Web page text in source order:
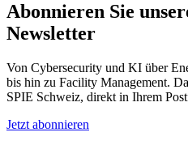
Abonnieren Sie
Newsletter
Von Cybersecurity und KI über
bis hin zu Facility Management.
SPIE Schweiz, direkt in Ihrem
Jetzt abonnieren